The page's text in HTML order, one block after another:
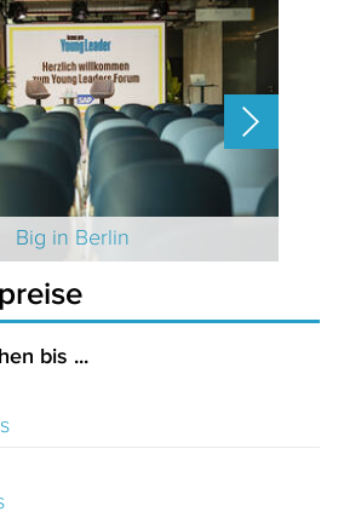
Big in Berlin
bis ...